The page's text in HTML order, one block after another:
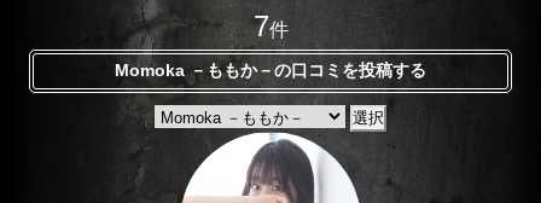
7件
Momoka －ももか－の口コミを投稿する